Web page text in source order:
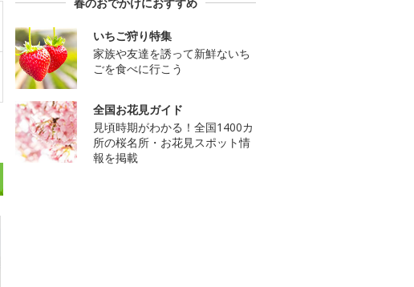
いちご狩り特集
家族や友達を誘って新鮮ないち
ごを食べに行こう
全国お花見ガイド
見頃時期がわかる！全国1400カ
所の桜名所・お花見スポット情
報を掲載